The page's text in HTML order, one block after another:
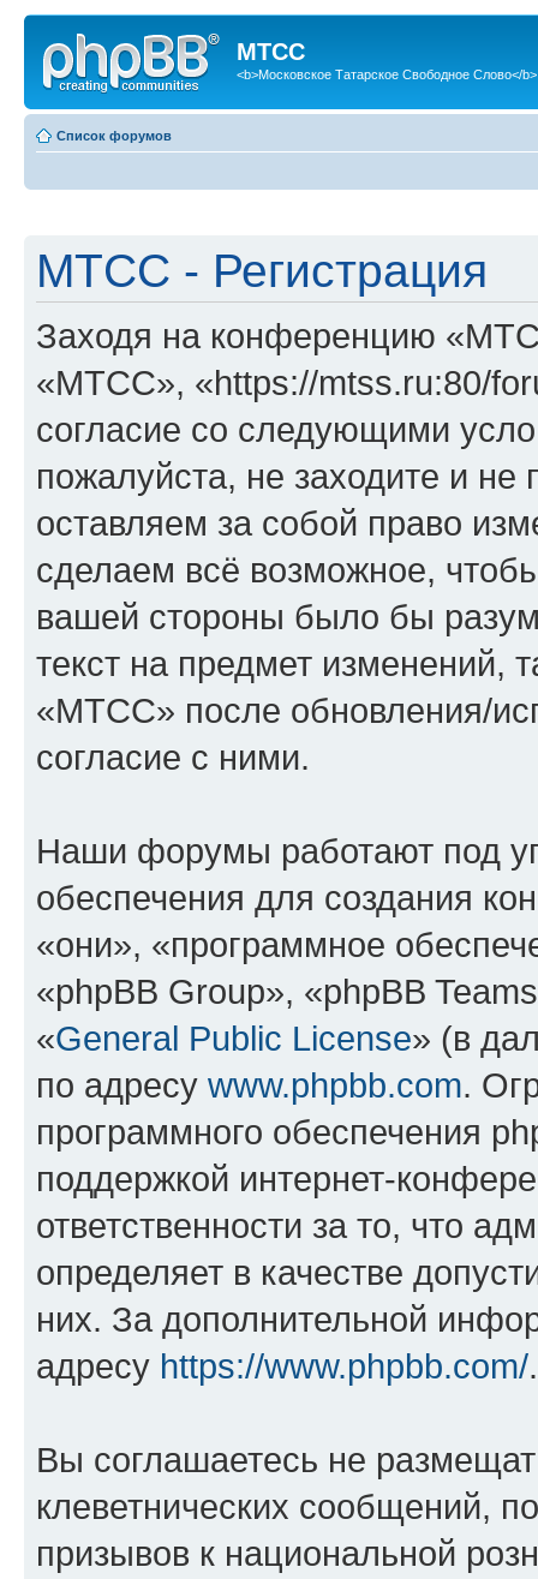
МТСС
<b>Московское Татарское Свободное Слово</b>
Список форумов
МТСС - Регистрация
Заходя на конференцию
«МТСС», «https://mtss.ru:80/
согласие со следующими
пожалуйста, не заходите и
оставляем за собой право
сделаем всё возможное,
вашей стороны было бы
текст на предмет изменений,
«МТСС» после обновления/
согласие с ними.
Наши форумы работают под
обеспечения для создания
«они», «программное
«phpBB Group», «phpBB
«General Public License» (в
по адресу www.phpbb.com.
программного обеспечения
поддержкой интернет-
ответственности за то, что
определяет в качестве
них. За дополнительной
адресу https://www.phpbb.com/.
Вы соглашаетесь не
клеветнических сообщений,
призывов к национальной